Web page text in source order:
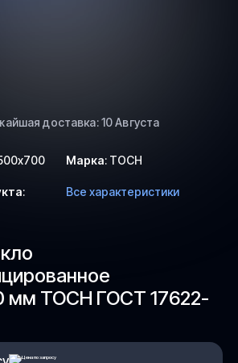
доставка: 10 Августа
мм ТОСН ГОСТ 17622-
Марка: ТОСН
:
Все характеристики